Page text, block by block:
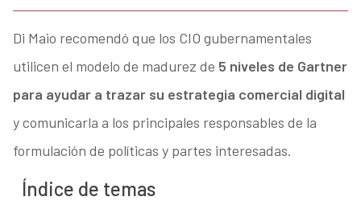
Di Maio recomendó que los CIO gubernamentales
utilicen el modelo de madurez de 5 niveles de Gartner
para ayudar a trazar su estrategia comercial digital
y comunicarla a los principales responsables de la
formulación de políticas y partes interesadas.
Índice de temas